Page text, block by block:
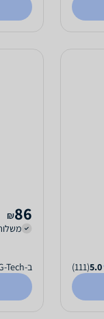
5.0
(111)
86
₪
ב-G-Tech